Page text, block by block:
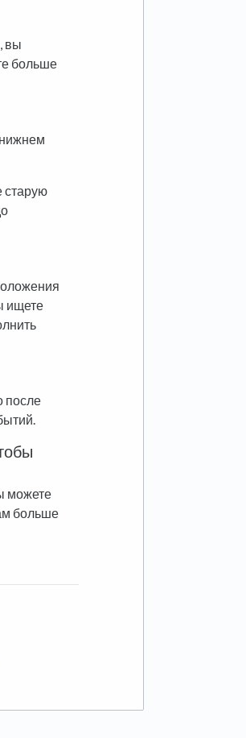
вы
больше
старую
ищете
после
можете
больше